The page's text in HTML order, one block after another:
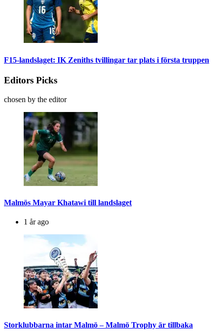
F15-landslaget: IK Zeniths tvillingar tar plats i första truppen
Editors Picks
chosen by the editor
Malmös Mayar Khatawi till landslaget
1 år ago
Storklubbarna intar Malmö – Malmö Trophy är tillbaka